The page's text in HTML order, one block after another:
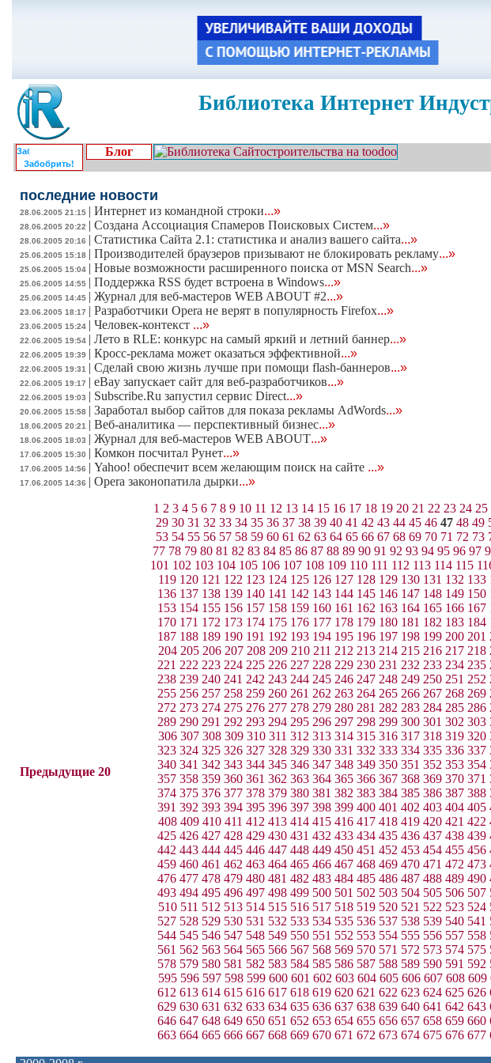
Библиотека Интернет
Забобрить!
Блог
последние новости
28.06.2005 21:15 | Интернет из командной строки...»
28.06.2005 20:22 | Создана Ассоциация Спамеров Поисковых Систем...»
28.06.2005 20:16 | Статистика Сайта 2.1: статистика и анализ вашего сайта...»
25.06.2005 15:18 | Производителей браузеров призывают не блокировать рекламу...»
25.06.2005 15:04 | Новые возможности расширенного поиска от MSN Search...»
25.06.2005 14:55 | Поддержка RSS будет встроена в Windows...»
25.06.2005 14:45 | Журнал для веб-мастеров WEB ABOUT #2...»
23.06.2005 18:17 | Разработчики Opera не верят в популярность Firefox...»
23.06.2005 15:24 | Человек-контекст ...»
22.06.2005 19:54 | Лето в RLE: конкурс на самый яркий и летний баннер...»
22.06.2005 19:39 | Кросс-реклама может оказаться эффективной...»
22.06.2005 19:31 | Сделай свою жизнь лучше при помощи flash-баннеров...»
22.06.2005 19:17 | eBay запускает сайт для веб-разработчиков...»
22.06.2005 19:03 | Subscribe.Ru запустил сервис Direct...»
20.06.2005 15:58 | Заработал выбор сайтов для показа рекламы AdWords...»
18.06.2005 20:21 | Веб-аналитика — перспективный бизнес...»
18.06.2005 18:03 | Журнал для веб-мастеров WEB ABOUT...»
17.06.2005 15:30 | Комкон посчитал Рунет...»
17.06.2005 14:56 | Yahoo! обеспечит всем желающим поиск на сайте ...»
17.06.2005 14:36 | Opera законопатила дырки...»
Предыдущие 20
1 2 3 4 5 6 7 8 9 10 11 12 13 14 15 16 17 18 19 20 21 22 23 24 25
29 30 31 32 33 34 35 36 37 38 39 40 41 42 43 44 45 46 47 48 49
53 54 55 56 57 58 59 60 61 62 63 64 65 66 67 68 69 70 71 72 73
77 78 79 80 81 82 83 84 85 86 87 88 89 90 91 92 93 94 95 96 97
101 102 103 104 105 106 107 108 109 110 111 112 113 114 115
119 120 121 122 123 124 125 126 127 128 129 130 131 132 133
136 137 138 139 140 141 142 143 144 145 146 147 148 149 150
153 154 155 156 157 158 159 160 161 162 163 164 165 166 167
170 171 172 173 174 175 176 177 178 179 180 181 182 183 184
187 188 189 190 191 192 193 194 195 196 197 198 199 200 201
204 205 206 207 208 209 210 211 212 213 214 215 216 217 218
221 222 223 224 225 226 227 228 229 230 231 232 233 234 235
238 239 240 241 242 243 244 245 246 247 248 249 250 251 252
255 256 257 258 259 260 261 262 263 264 265 266 267 268 269
272 273 274 275 276 277 278 279 280 281 282 283 284 285 286
289 290 291 292 293 294 295 296 297 298 299 300 301 302 303
306 307 308 309 310 311 312 313 314 315 316 317 318 319 320
323 324 325 326 327 328 329 330 331 332 333 334 335 336 337
340 341 342 343 344 345 346 347 348 349 350 351 352 353 354
357 358 359 360 361 362 363 364 365 366 367 368 369 370 371
374 375 376 377 378 379 380 381 382 383 384 385 386 387 388
391 392 393 394 395 396 397 398 399 400 401 402 403 404 405
408 409 410 411 412 413 414 415 416 417 418 419 420 421 422
425 426 427 428 429 430 431 432 433 434 435 436 437 438 439
442 443 444 445 446 447 448 449 450 451 452 453 454 455 456
459 460 461 462 463 464 465 466 467 468 469 470 471 472 473
476 477 478 479 480 481 482 483 484 485 486 487 488 489 490
493 494 495 496 497 498 499 500 501 502 503 504 505 506 507
510 511 512 513 514 515 516 517 518 519 520 521 522 523 524
527 528 529 530 531 532 533 534 535 536 537 538 539 540 541
544 545 546 547 548 549 550 551 552 553 554 555 556 557 558
561 562 563 564 565 566 567 568 569 570 571 572 573 574 575
578 579 580 581 582 583 584 585 586 587 588 589 590 591 592
595 596 597 598 599 600 601 602 603 604 605 606 607 608 609
612 613 614 615 616 617 618 619 620 621 622 623 624 625 626
629 630 631 632 633 634 635 636 637 638 639 640 641 642 643
646 647 648 649 650 651 652 653 654 655 656 657 658 659 660
663 664 665 666 667 668 669 670 671 672 673 674 675 676 677